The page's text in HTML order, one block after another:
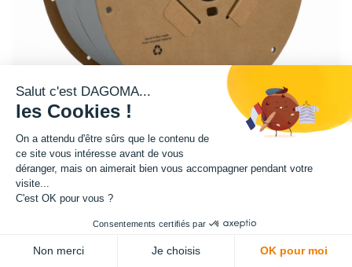
Diamètre : 1.75 mm
Grammage : 3000 g
Salut c'est DAGOMA...
les Cookies !
On a attendu d'être sûrs que le contenu de
ce site vous intéresse avant de vous
déranger, mais on aimerait bien vous accompagner pendant votre
visite...
C'est OK pour vous ?
Consentements certifiés par
Non merci Je choisis OK pour moi